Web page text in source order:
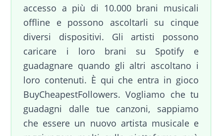
accesso a più di 10.000 brani musicali
offline e possono ascoltarli su cinque
diversi dispositivi. Gli artisti possono
caricare i loro brani su Spotify e
guadagnare quando gli altri ascoltano i
loro contenuti. È qui che entra in gioco
BuyCheapestFollowers. Vogliamo che tu
guadagni dalle tue canzoni, sappiamo
che essere un nuovo artista musicale e